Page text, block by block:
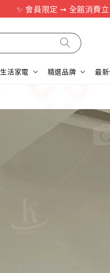
✨ 會員限定 ⇝ 全館消費
生活家電 精選品牌 最